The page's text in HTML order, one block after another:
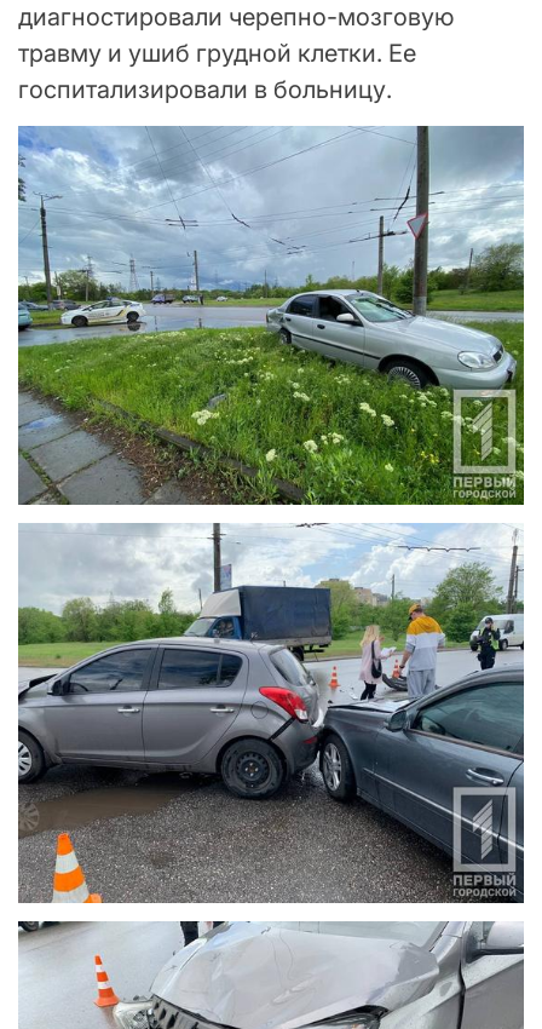
диагностировали черепно-мозговую
травму и ушиб грудной клетки. Ее
госпитализировали в больницу.